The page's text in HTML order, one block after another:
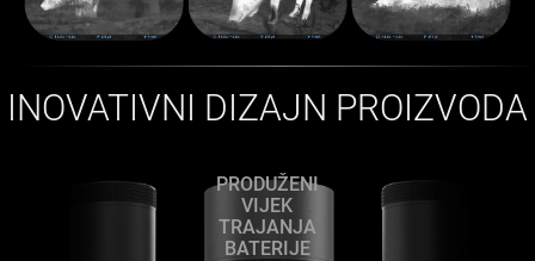
INOVATIVNI DIZAJN PROIZVODA
PRODUŽENI
VIJEK
TRAJANJA
BATERIJE